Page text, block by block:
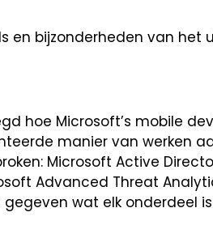
bijzonderheden van het
hoe Microsoft’s mobile
manier van werken
Microsoft Active
Advanced Threat
wat elk onderdeel